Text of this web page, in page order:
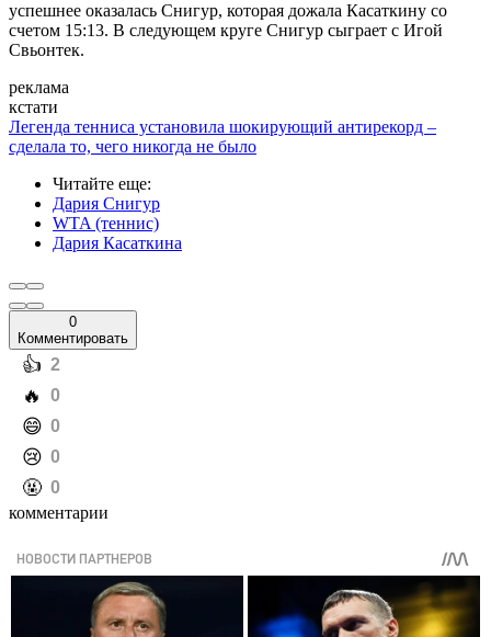
успешнее оказалась Снигур, которая дожала Касаткину со
счетом 15:13. В следующем круге Снигур сыграет с Игой
Свьонтек.
реклама
кстати
Легенда тенниса установила шокирующий антирекорд –
сделала то, чего никогда не было
Читайте еще:
Дария Снигур
WTA (теннис)
Дария Касаткина
0
Комментировать
️👍 2
️🔥 0
️😄 0
️😢 0
️🤬 0
комментарии